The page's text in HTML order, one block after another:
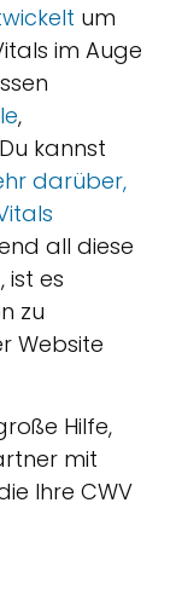
um
im Auge
,
Du kannst
darüber,
all diese
ist es
zu
Website
Hilfe,
mit
Ihre CWV